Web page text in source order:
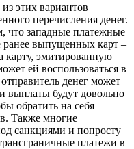
этих вариантов
перечисления денег.
что западные платежные
ранее выпущенных карт –
карту, эмитированную
ей воспользоваться в
денег может
выплаты будут довольно
обратить на себя
Также многие
санкциями и попросту
платежи в